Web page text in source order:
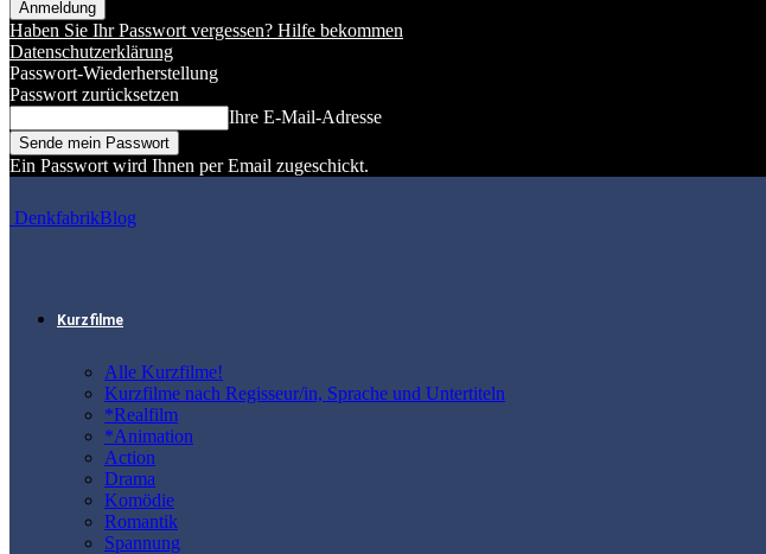
Haben Sie Ihr Passwort vergessen? Hilfe bekommen
Datenschutzerklärung
Passwort-Wiederherstellung
Passwort zurücksetzen
Ihre E-Mail-Adresse
Ein Passwort wird Ihnen per Email zugeschickt.
DenkfabrikBlog
Kurzfilme
Alle Kurzfilme!
Kurzfilme nach Regisseur/in, Sprache und Untertiteln
*Realfilm
*Animation
Action
Drama
Komödie
Romantik
Spannung